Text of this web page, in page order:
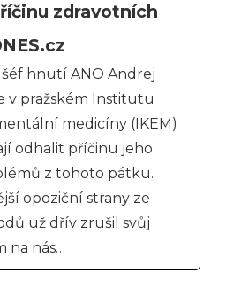
zdravotních
hnutí ANO Andrej
v pražském Institutu
medicíny (IKEM)
odhalit příčinu jeho
z tohoto pátku.
opoziční strany ze
už dřív zrušil svůj
na nás…